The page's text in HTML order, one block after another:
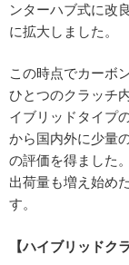
ンターハブ式に改
に拡大しました。
この時点でカーボ
ひとつのクラッチ
イブリッドタイプ
から国内外に少量
の評価を得ました
出荷量も増え始め
す。
【ハイブリッドク